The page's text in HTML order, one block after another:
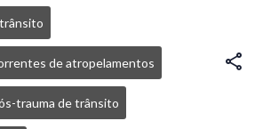
de atropelamentos
trauma de trânsito